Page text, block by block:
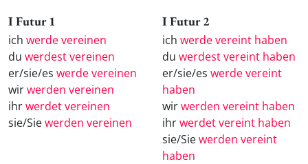
I Futur 1
ich werde vereinen
du werdest vereinen
er/sie/es werde vereinen
wirwerden vereinen
ihrwerdet vereinen
sie/Siewerden vereinen
I Futur 2
ich werde vereint haben
du werdest vereint haben
er/sie/es werde vereint
haben
wirwerden vereint haben
ihrwerdet vereint haben
sie/Siewerden vereint
haben